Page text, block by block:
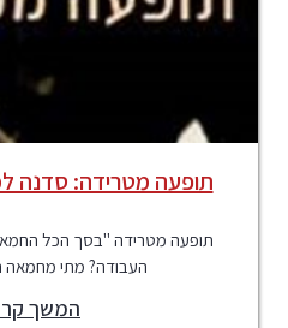
תופעה מטרידה: סדנה
תופעה מטרידה "בסך הכל
העבודה? מתי
המשך